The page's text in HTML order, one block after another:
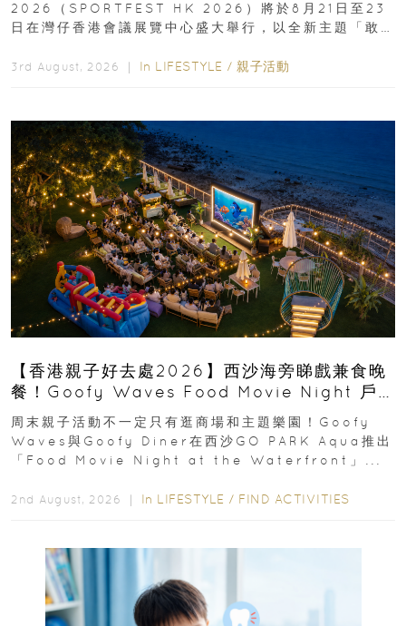
2026（SPORTFEST HK 2026）將於8月21日至23
日在灣仔香港會議展覽中心盛大舉行，以全新主題「敢
3rd August, 2026 ｜ In LIFESTYLE / 親子活動
【香港親子好去處2026】西沙海旁睇戲兼食晚
餐！Goofy Waves Food Movie Night 戶
外影院逢週末登場
周末親子活動不一定只有逛商場和主題樂園！Goofy
Waves與Goofy Diner在西沙GO PARK Aqua推出
「Food Movie Night at the Waterfront」...
2nd August, 2026 ｜ In LIFESTYLE / FIND ACTIVITIES